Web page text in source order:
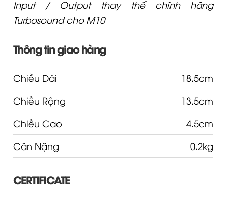
Input / Output thay thế chính hãng
Turbosound cho M10
Thông tin giao hàng
Chiều Dài
18.5cm
Chiều Rộng
13.5cm
Chiều Cao
4.5cm
Cân Nặng
0.2kg
CERTIFICATE